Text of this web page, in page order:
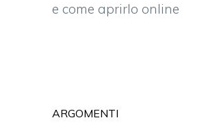
e come aprirlo online
ARGOMENTI